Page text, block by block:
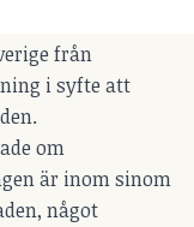
från
i syfte att
om
är inom sinom
något